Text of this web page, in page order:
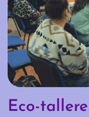
Eco-